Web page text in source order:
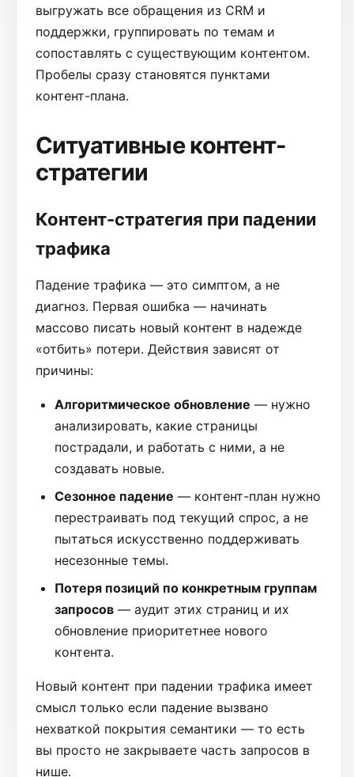
выгружать все обращения из CRM и
поддержки, группировать по темам и
сопоставлять с существующим контентом.
Пробелы сразу становятся пунктами
контент-плана.
Ситуативные контент-
стратегии
Контент-стратегия при падении
трафика
Падение трафика — это симптом, а не
диагноз. Первая ошибка — начинать
массово писать новый контент в надежде
«отбить» потери. Действия зависят от
причины:
Алгоритмическое обновление — нужно
анализировать, какие страницы
пострадали, и работать с ними, а не
создавать новые.
Сезонное падение — контент-план нужно
перестраивать под текущий спрос, а не
пытаться искусственно поддерживать
несезонные темы.
Потеря позиций по конкретным группам
запросов — аудит этих страниц и их
обновление приоритетнее нового
контента.
Новый контент при падении трафика имеет
смысл только если падение вызвано
нехваткой покрытия семантики — то есть
вы просто не закрываете часть запросов в
нише.